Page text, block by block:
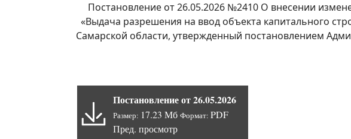
Постановление от 26.05.2026 №2410 О внесении
«Выдача разрешения на ввод объекта капитального
Самарской области, утвержденный постановлением
Постановление от 26.05.2026
Размер: 17.23 Мб Формат: PDF
Пред. просмотр